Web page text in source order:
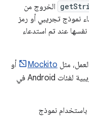
الخروج من
نموذج تجريبي أو رمز
نفسها عند تم استدعاء
Mockito
أو
، التي يمكنك برمجة النماذج التجريبية لفئات Android في
باستخدام نموذج